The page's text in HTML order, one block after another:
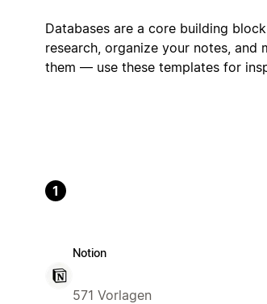
Databases are a core building
research, organize your notes,
them — use these templates for
1
Notion
571 Vorlagen